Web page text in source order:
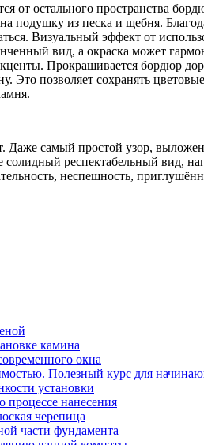
от остального пространства
подушку из песка и щебня.
Визуальный эффект от
вид, а окраска может
Прокрашивается бордюр
Это позволяет сохранять
Даже самый простой узор,
солидный респектабельный вид,
неспешность,
камина
окна
Полезный курс для
установки
процессе нанесения
черепица
части фундамента